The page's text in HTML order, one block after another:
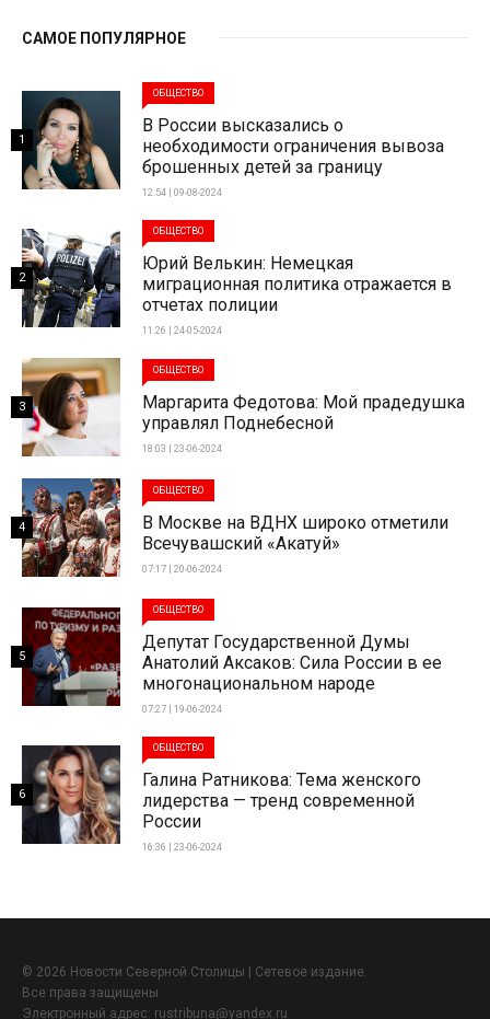
САМОЕ ПОПУЛЯРНОЕ
ОБЩЕСТВО
В России высказались о
необходимости ограничения вывоза
брошенных детей за границу
12:54 | 09-08-2024
1
ОБЩЕСТВО
Юрий Велькин: Немецкая
миграционная политика отражается в
отчетах полиции
11:26 | 24-05-2024
2
ОБЩЕСТВО
Маргарита Федотова: Мой прадедушка
управлял Поднебесной
18:03 | 23-06-2024
3
ОБЩЕСТВО
В Москве на ВДНХ широко отметили
Всечувашский «Акатуй»
07:17 | 20-06-2024
4
ОБЩЕСТВО
Депутат Государственной Думы
Анатолий Аксаков: Сила России в ее
многонациональном народе
07:27 | 19-06-2024
5
ОБЩЕСТВО
Галина Ратникова: Тема женского
лидерства — тренд современной
России
16:36 | 23-06-2024
6
© 2026 Новости Северной Столицы | Сетевое издание.
Все права защищены.
Электронный адрес: rustribuna@yandex.ru